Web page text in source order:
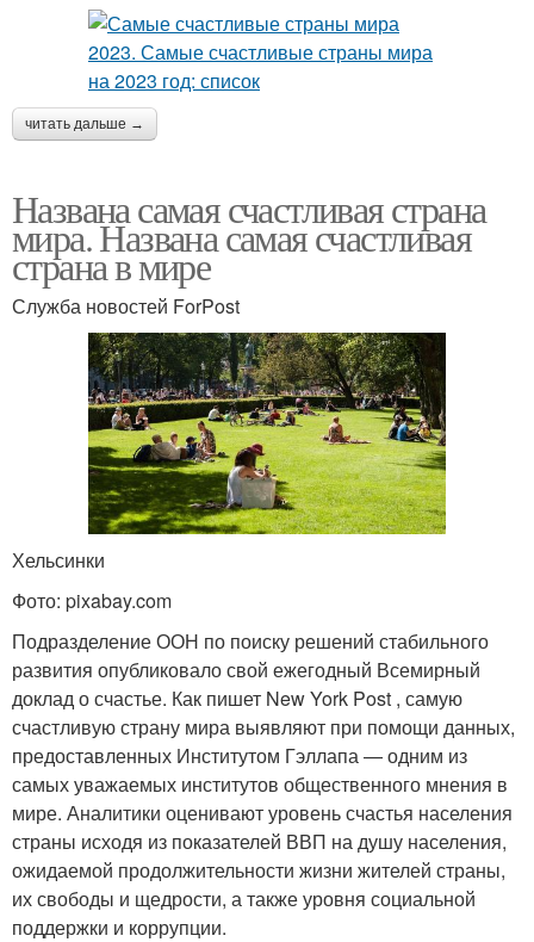
читать дальше →
Названа самая счастливая страна
мира. Названа самая счастливая
страна в мире
Служба новостей ForPost
Хельсинки
Фото: pixabay.com
Подразделение ООН по поиску решений стабильного
развития опубликовало свой ежегодный Всемирный
доклад о счастье. Как пишет New York Post , самую
счастливую страну мира выявляют при помощи данных,
предоставленных Институтом Гэллапа — одним из
самых уважаемых институтов общественного мнения в
мире. Аналитики оценивают уровень счастья населения
страны исходя из показателей ВВП на душу населения,
ожидаемой продолжительности жизни жителей страны,
их свободы и щедрости, а также уровня социальной
поддержки и коррупции.